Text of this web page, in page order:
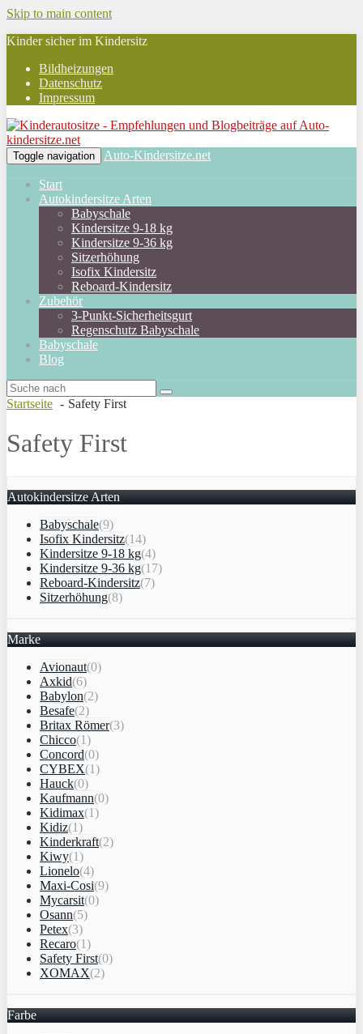
Skip to main content
Kinder sicher im Kindersitz
Bildheizungen
Datenschutz
Impressum
Toggle navigation Auto-Kindersitze.net
Start
Autokindersitze Arten
Babyschale
Kindersitze 9-18 kg
Kindersitze 9-36 kg
Sitzerhöhung
Isofix Kindersitz
Reboard-Kindersitz
Zubehör
3-Punkt-Sicherheitsgurt
Regenschutz Babyschale
Babyschale
Blog
Startseite Safety First
Safety First
Autokindersitze Arten
Babyschale(9)
Isofix Kindersitz(14)
Kindersitze 9-18 kg(4)
Kindersitze 9-36 kg(17)
Reboard-Kindersitz(7)
Sitzerhöhung(8)
Marke
Avionaut(0)
Axkid(6)
Babylon(2)
Besafe(2)
Britax Römer(3)
Chicco(1)
Concord(0)
CYBEX(1)
Hauck(0)
Kaufmann(0)
Kidimax(1)
Kidiz(1)
Kinderkraft(2)
Kiwy(1)
Lionelo(4)
Maxi-Cosi(9)
Mycarsit(0)
Osann(5)
Petex(3)
Recaro(1)
Safety First(0)
XOMAX(2)
Farbe